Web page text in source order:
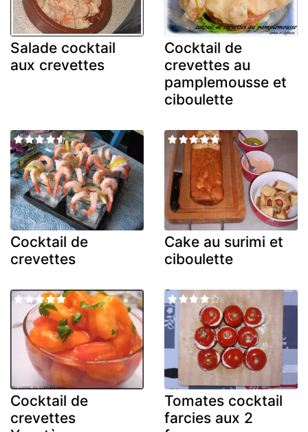
Salade cocktail
aux crevettes
Cocktail de
crevettes au
pamplemousse et
ciboulette
Cocktail de
crevettes
Cake au surimi et
ciboulette
Cocktail de
crevettes
Tomates cocktail
farcies aux 2